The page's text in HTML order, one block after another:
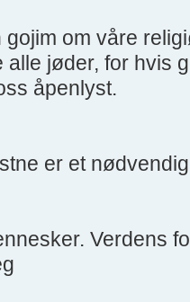
gojim om våre
alle jøder, for hvis
åpenlyst.
er et
Verdens